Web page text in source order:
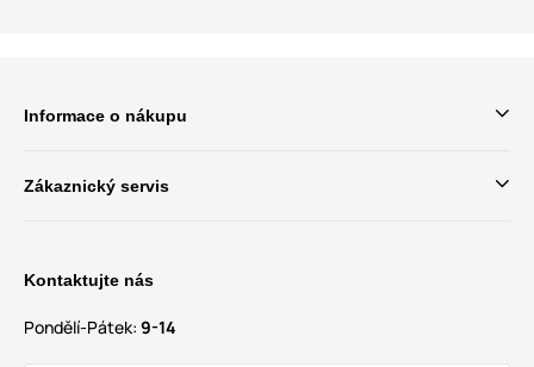
Informace o nákupu
Zákaznický servis
Kontaktujte nás
Pondělí-Pátek: 9-14